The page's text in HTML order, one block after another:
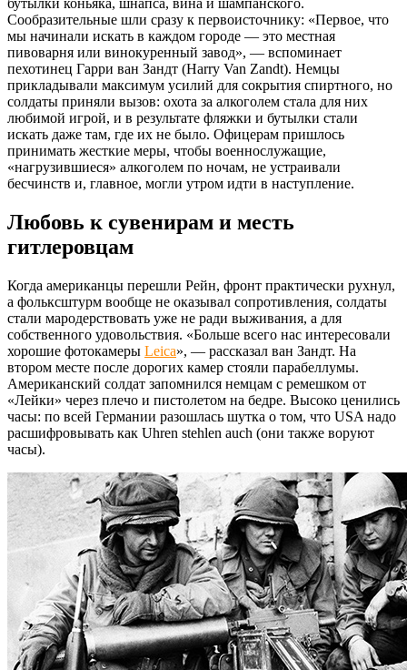
Сообразительные шли сразу к первоисточнику: «Первое, что
мы начинали искать в каждом городе — это местная
пивоварня или винокуренный завод», — вспоминает
пехотинец Гарри ван Зандт (Harry Van Zandt). Немцы
прикладывали максимум усилий для сокрытия спиртного, но
солдаты приняли вызов: охота за алкоголем стала для них
любимой игрой, и в результате фляжки и бутылки стали
искать даже там, где их не было. Офицерам пришлось
принимать жесткие меры, чтобы военнослужащие,
«нагрузившиеся» алкоголем по ночам, не устраивали
бесчинств и, главное, могли утром идти в наступление.
Любовь к сувенирам и месть
гитлеровцам
Когда американцы перешли Рейн, фронт практически рухнул,
а фольксштурм вообще не оказывал сопротивления, солдаты
стали мародерствовать уже не ради выживания, а для
собственного удовольствия. «Больше всего нас интересовали
хорошие фотокамеры Leica», — рассказал ван Зандт. На
втором месте после дорогих камер стояли парабеллумы.
Американский солдат запомнился немцам с ремешком от
«Лейки» через плечо и пистолетом на бедре. Высоко ценились
часы: по всей Германии разошлась шутка о том, что USA надо
расшифровывать как Uhren stehlen auch (они также воруют
часы).